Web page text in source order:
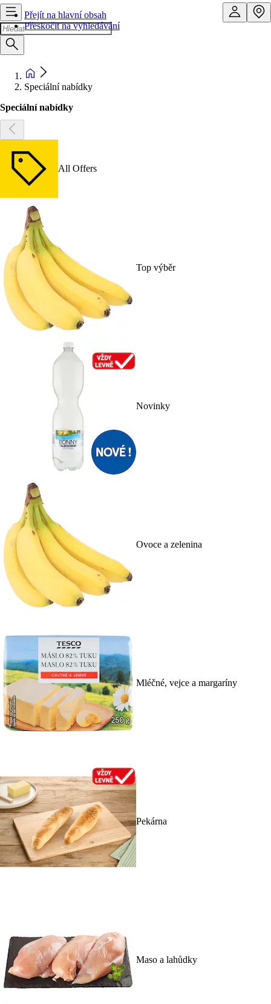
Přejít na hlavní obsah
Přeskočit na vyhledávání
Speciální nabídky
Speciální nabídky
All Offers
Top výběr
Novinky
Ovoce a zelenina
Mléčné, vejce a margaríny
Pekárna
Maso a lahůdky